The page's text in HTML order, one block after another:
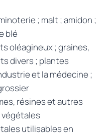
; malt ; amidon ;
blé
oléagineux ; graines,
divers ; plantes
et la médecine ;
résines et autres
utilisables en